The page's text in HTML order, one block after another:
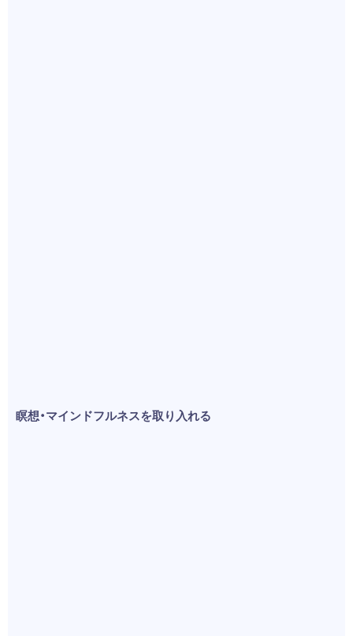
瞑想・マインドフルネスを取り入れる